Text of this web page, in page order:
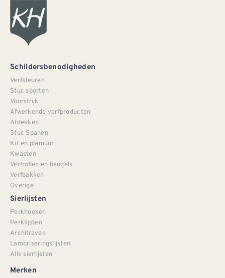
Schildersbenodigheden
Verfkleuren
Stuc soorten
Voorstrijk
Afwerkende verfproducten
Afdekken
Stuc Spanen
Kit en plamuur
Kwasten
Verfrollen en beugels
Verfbakken
Overige
Sierlijsten
Perkhoeken
Perklijsten
Architraven
Lambriseringslijsten
Alle sierlijsten
Merken